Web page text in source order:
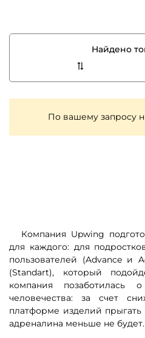
Найдено
По вашему запросу
Компания Upwing
для каждого: для
пользователей (Advance и
(Standart), который
компания позаботилась
человечества: за счет
платформе изделий
адреналина меньше не будет.